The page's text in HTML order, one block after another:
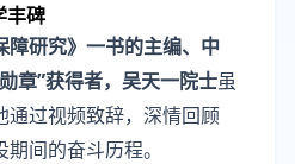
丰碑
障研究》一书的主编、中
章”获得者，吴天一院士虽
通过视频致辞，深情回顾
间的奋斗历程。